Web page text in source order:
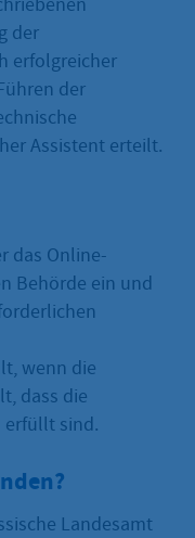
der
erfolgreicher
der
Assistent erteilt.
das Online-
Behörde ein und
wenn die
dass die
erfüllt sind.
Landesamt